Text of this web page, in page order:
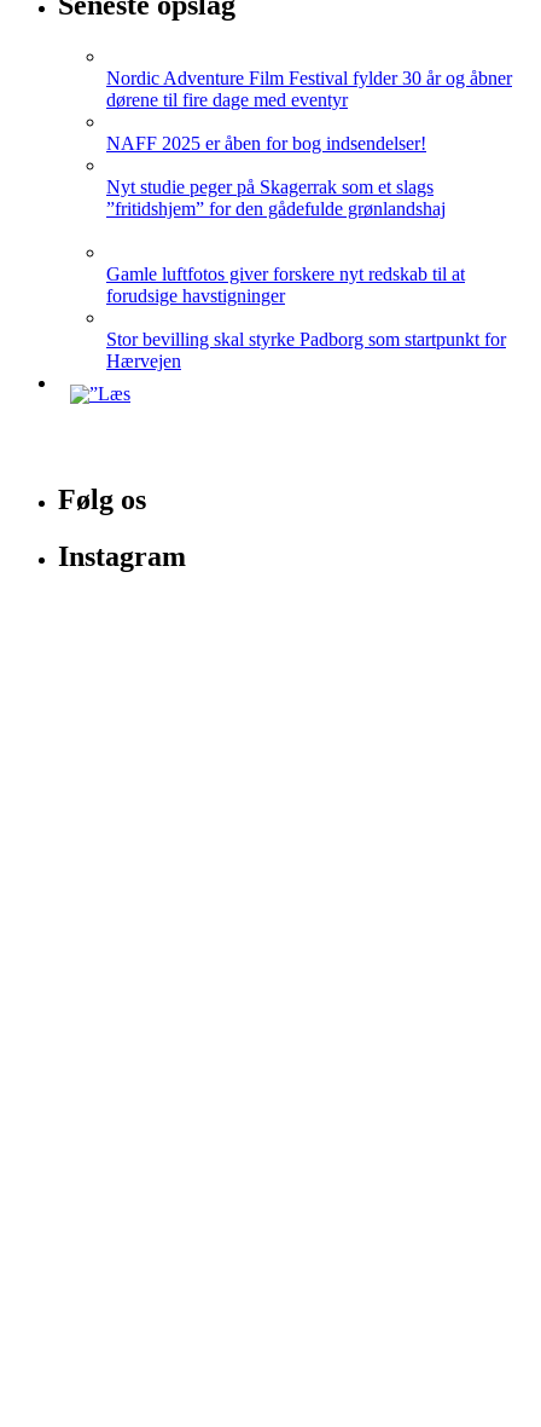
Nordic Adventure Film Festival fylder 30 år og åbner
dørene til fire dage med eventyr
NAFF 2025 er åben for bog indsendelser!
Nyt studie peger på Skagerrak som et slags
”fritidshjem” for den gådefulde grønlandshaj
Gamle luftfotos giver forskere nyt redskab til at
forudsige havstigninger
Stor bevilling skal styrke Padborg som startpunkt for
Hærvejen
Følg os
Instagram